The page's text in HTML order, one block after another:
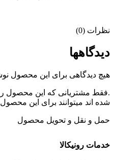
نظرات (0)
دیدگاهها
هیچ دیدگاهی برای این محصول
.فقط مشتریانی که این محصول
شده اند میتوانند برای این
حمل و نقل و تحویل محصول
خدمات رونیکالا